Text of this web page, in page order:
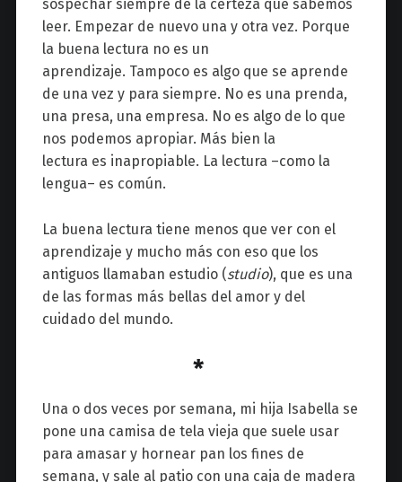
sospechar siempre de la certeza que sabemos
leer. Empezar de nuevo una y otra vez. Porque
la buena lectura no es un
aprendizaje. Tampoco es algo que se aprende
de una vez y para siempre. No es una prenda,
una presa, una empresa. No es algo de lo que
nos podemos apropiar. Más bien la
lectura es inapropiable. La lectura –como la
lengua– es común.
La buena lectura tiene menos que ver con el
aprendizaje y mucho más con eso que los
antiguos llamaban estudio (studio), que es una
de las formas más bellas del amor y del
cuidado del mundo.
*
Una o dos veces por semana, mi hija Isabella se
pone una camisa de tela vieja que suele usar
para amasar y hornear pan los fines de
semana, y sale al patio con una caja de madera